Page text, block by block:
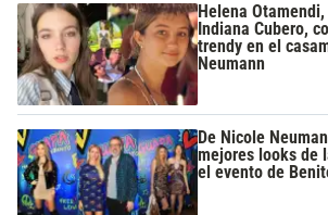
Helena
Indiana Cubero,
trendy en el
Neumann
De Nicole
mejores looks de
el evento de